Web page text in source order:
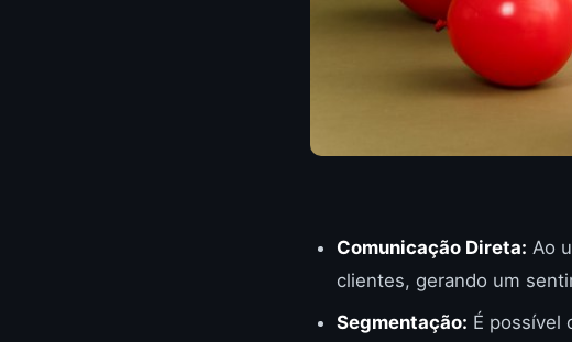
Comunicação Direta: Ao
clientes, gerando um
Segmentação: É possível